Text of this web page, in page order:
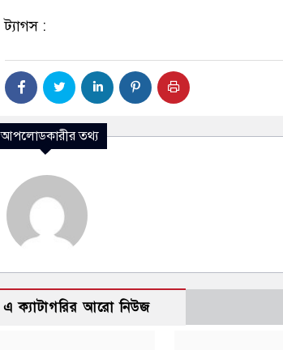
ট্যাগস :
আপলোডকারীর তথ্য
এ ক্যাটাগরির আরো নিউজ